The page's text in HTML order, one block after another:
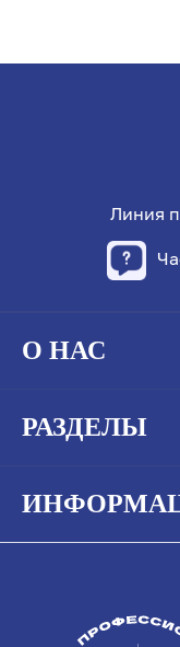
Линия
О НАС
РАЗДЕЛЫ